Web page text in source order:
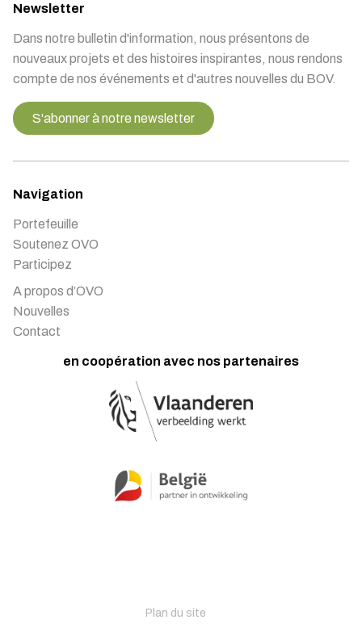
Newsletter
Dans notre bulletin d'information, nous présentons de
nouveaux projets et des histoires inspirantes, nous rendons
compte de nos événements et d'autres nouvelles du BOV.
S'abonner à notre newsletter
Navigation
Portefeuille
Soutenez OVO
Participez
A propos d’OVO
Nouvelles
Contact
en coopération avec nos partenaires
Plan du site